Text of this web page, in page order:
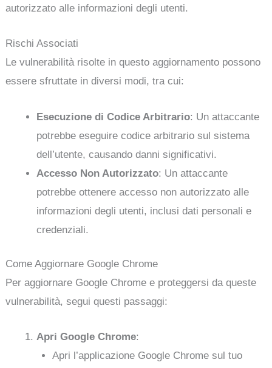
autorizzato alle informazioni degli utenti.
Rischi Associati
Le vulnerabilità risolte in questo aggiornamento possono
essere sfruttate in diversi modi, tra cui:
Esecuzione di Codice Arbitrario: Un attaccante
potrebbe eseguire codice arbitrario sul sistema
dell’utente, causando danni significativi.
Accesso Non Autorizzato: Un attaccante
potrebbe ottenere accesso non autorizzato alle
informazioni degli utenti, inclusi dati personali e
credenziali.
Come Aggiornare Google Chrome
Per aggiornare Google Chrome e proteggersi da queste
vulnerabilità, segui questi passaggi:
Apri Google Chrome:
Apri l’applicazione Google Chrome sul tuo